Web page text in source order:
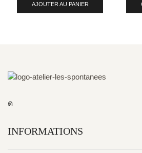
AJOUTER AU PANIER
INFORMATIONS